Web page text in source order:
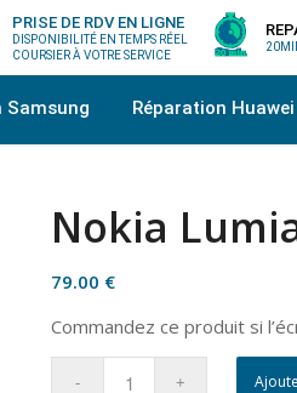
PRISE DE RDV EN LIGNE
DISPONIBILITÉ EN TEMPS RÉEL
COURSIER À VOTRE SERVICE
Samsung Réparation Huawei
Nokia
79.00 €
Commandez ce produit si